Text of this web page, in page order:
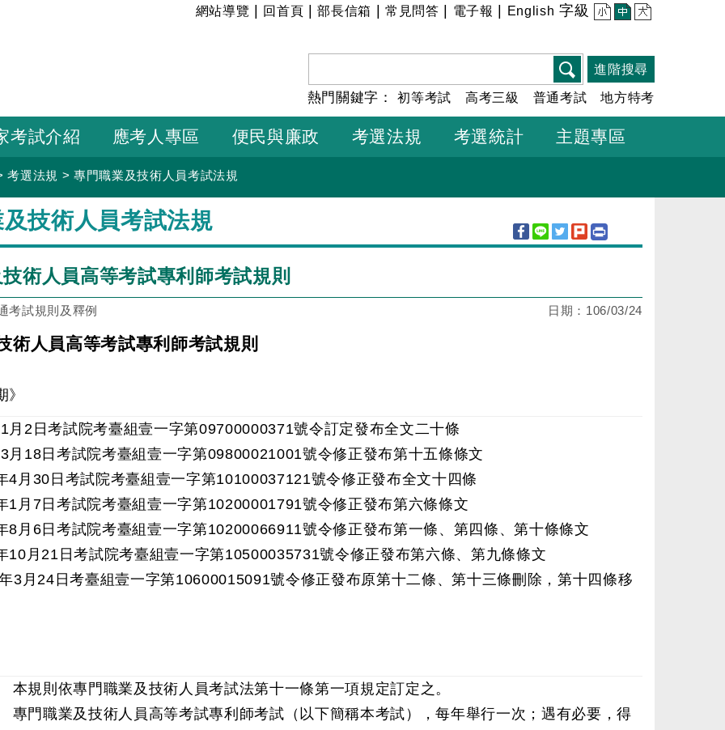
:::
網站導覽 回首頁 |部長信箱 常見問答 電子報 English 字級 小 中 大
進階搜尋
熱門關鍵字：初等考試 高考三級 普通考試 地方特考
考試介紹 應考人專區 便民與廉政 考選法規 考選統計 主題專區
考選法規 >專門職業及技術人員考試法規
技術人員考試法規
術人員高等考試專利師考試規則
考試規則及釋例 日期： 106/03/24
術人員高等考試專利師考試規則
》
月2日考試院考臺組壹一字第09700000371號令訂定發布全文二十條
月18日考試院考臺組壹一字第09800021001號令修正發布第十五條條文
4月30日考試院考臺組壹一字第10100037121號令修正發布全文十四條
1月7日考試院考臺組壹一字第10200001791號令修正發布第六條條文
8月6日考試院考臺組壹一字第10200066911號令修正發布第一條、第四條、第十條條文
10月21日考試院考臺組壹一字第10500035731號令修正發布第六條、第九條條文
3月24日考臺組壹一字第10600015091號令修正發布原第十二條、第十三條刪除，第十四條移
則依專門職業及技術人員考試法第十一條第一項規定訂定之。
職業及技術人員高等考試專利師考試（以下簡稱本考試），每年舉行一次；遇有必要，得